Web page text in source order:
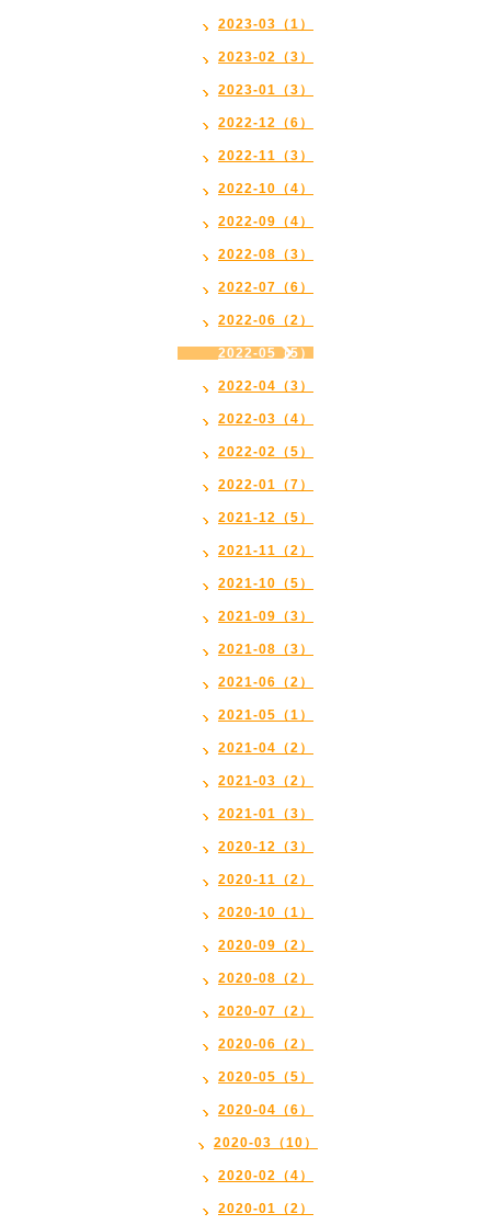
2023-03（1）
2023-02（3）
2023-01（3）
2022-12（6）
2022-11（3）
2022-10（4）
2022-09（4）
2022-08（3）
2022-07（6）
2022-06（2）
2022-05（5）
2022-04（3）
2022-03（4）
2022-02（5）
2022-01（7）
2021-12（5）
2021-11（2）
2021-10（5）
2021-09（3）
2021-08（3）
2021-06（2）
2021-05（1）
2021-04（2）
2021-03（2）
2021-01（3）
2020-12（3）
2020-11（2）
2020-10（1）
2020-09（2）
2020-08（2）
2020-07（2）
2020-06（2）
2020-05（5）
2020-04（6）
2020-03（10）
2020-02（4）
2020-01（2）